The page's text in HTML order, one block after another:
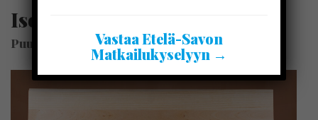
Iso Leikkuulauta
Puusepänverstas SilopuuVastaa Etelä-Savon
Matkailukyselyyn →